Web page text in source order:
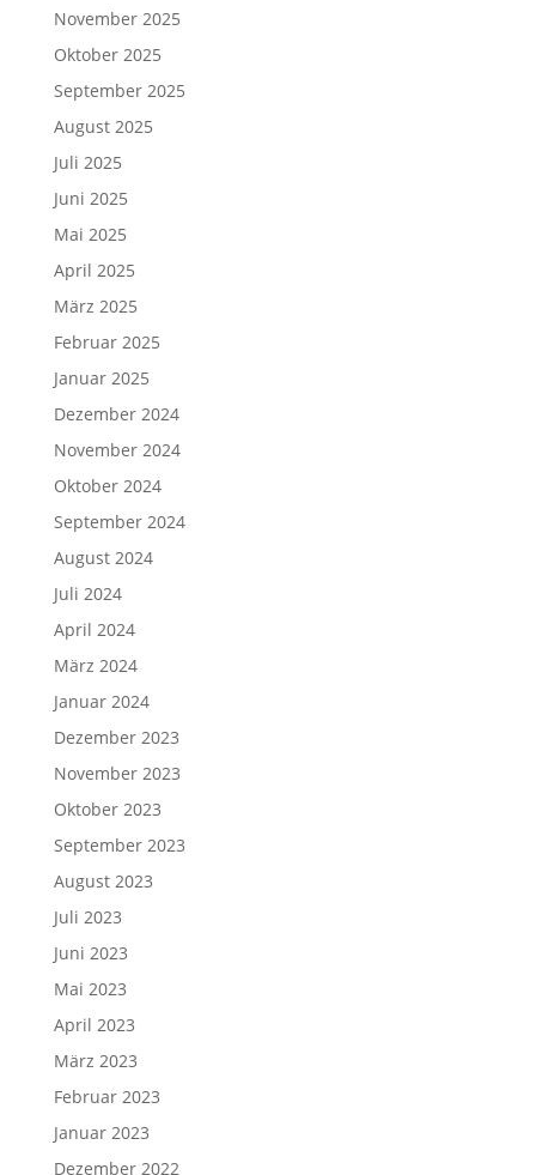
November 2025
Oktober 2025
September 2025
August 2025
Juli 2025
Juni 2025
Mai 2025
April 2025
März 2025
Februar 2025
Januar 2025
Dezember 2024
November 2024
Oktober 2024
September 2024
August 2024
Juli 2024
April 2024
März 2024
Januar 2024
Dezember 2023
November 2023
Oktober 2023
September 2023
August 2023
Juli 2023
Juni 2023
Mai 2023
April 2023
März 2023
Februar 2023
Januar 2023
Dezember 2022